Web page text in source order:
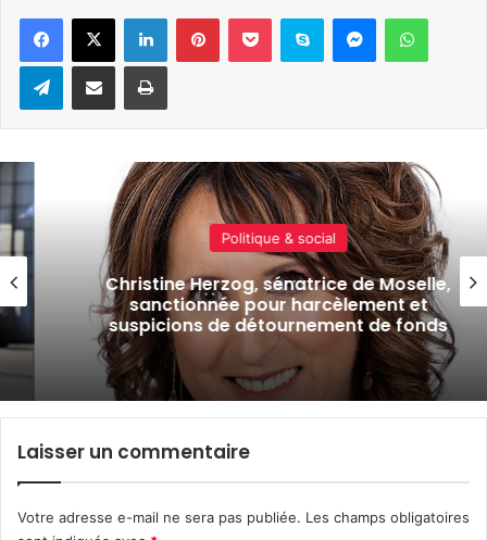
LinkedinPinterestPocket Skype Messenger
TelegramPartager par e-mail Imprimer
Actualité locale & société
Soins des AVC, mécénat, expo-
actus de la semaine à Metz et en
(17 juillet 2026)
Laisser un commentaire
Votre adresse e-mail ne sera pas publiée. Les champs obligatoires